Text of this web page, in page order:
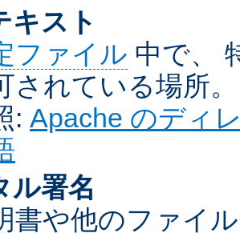
キスト
ファイル 中で、
されている場所。
: Apache のディ
ル署名
書や他のファイ